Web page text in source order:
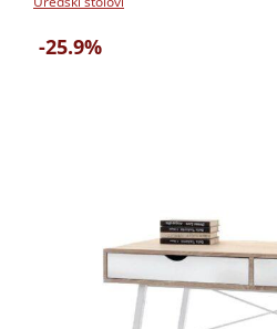
-25.9%